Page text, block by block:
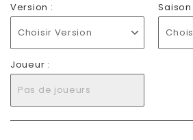
Version :
Choisir Version
Saison
Joueur :
Pas de joueurs